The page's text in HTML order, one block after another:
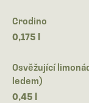
Crodino
0,175 l
Osvěžující
ledem)
0,45 l